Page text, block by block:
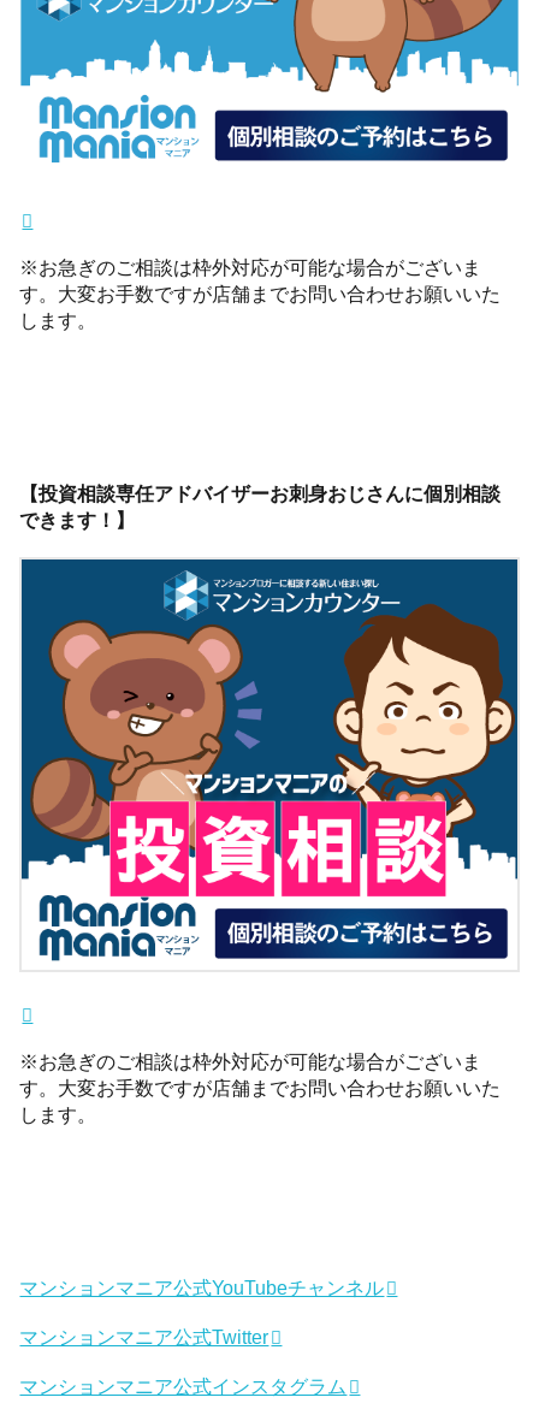
※お急ぎのご相談は枠外対応が可能な場合がございま
す。大変お手数ですが店舗までお問い合わせお願いいた
します。
【投資相談専任アドバイザーお刺身おじさんに個別相談
できます！】
※お急ぎのご相談は枠外対応が可能な場合がございま
す。大変お手数ですが店舗までお問い合わせお願いいた
します。
マンションマニア公式YouTubeチャンネル
マンションマニア公式Twitter
マンションマニア公式インスタグラム